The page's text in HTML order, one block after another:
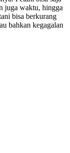
juga waktu, hingga
bisa berkurang
bahkan kegagalan